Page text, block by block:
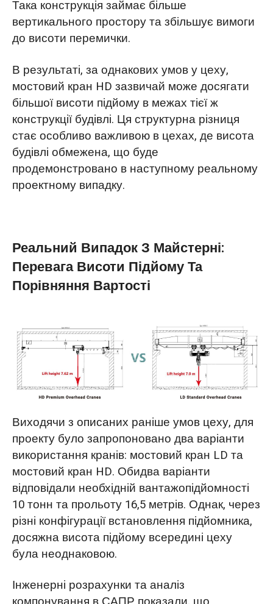
Така конструкція займає більше
вертикального простору та збільшує вимоги
до висоти перемички.
В результаті, за однакових умов у цеху,
мостовий кран HD зазвичай може досягати
більшої висоти підйому в межах тієї ж
конструкції будівлі. Ця структурна різниця
стає особливо важливою в цехах, де висота
будівлі обмежена, що буде
продемонстровано в наступному реальному
проектному випадку.
Реальний Випадок З Майстерні:
Перевага Висоти Підйому Та
Порівняння Вартості
Виходячи з описаних раніше умов цеху, для
проекту було запропоновано два варіанти
використання кранів: мостовий кран LD та
мостовий кран HD. Обидва варіанти
відповідали необхідній вантажопідйомності
10 тонн та прольоту 16,5 метрів. Однак, через
різні конфігурації встановлення підйомника,
досяжна висота підйому всередині цеху
була неоднаковою.
Інженерні розрахунки та аналіз